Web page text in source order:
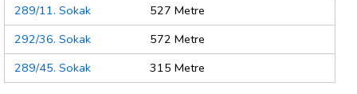
289/11. Sokak
527 Metre
292/36. Sokak
572 Metre
289/45. Sokak
315 Metre